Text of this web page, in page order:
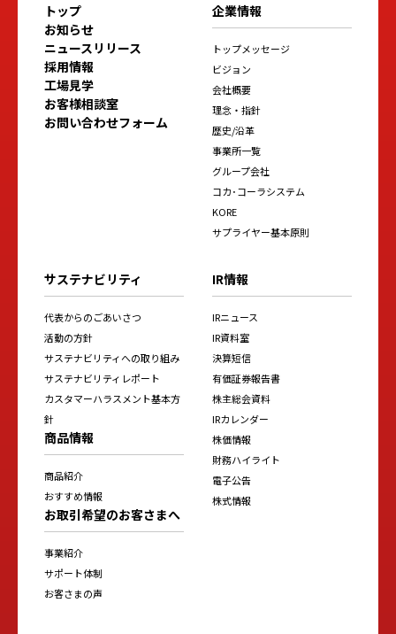
トップ
お知らせ
ニュースリリース
採用情報
工場見学
お客様相談室
お問い合わせフォーム
企業情報
トップメッセージ
ビジョン
会社概要
理念・指針
歴史/沿革
事業所一覧
グループ会社
コカ･コーラシステム
KORE
サプライヤー基本原則
サステナビリティ
代表からのごあいさつ
活動の方針
サステナビリティへの取り組み
サステナビリティレポート
カスタマーハラスメント基本方
針
商品情報
商品紹介
おすすめ情報
お取引希望のお客さまへ
事業紹介
サポート体制
お客さまの声
IR情報
IRニュース
IR資料室
決算短信
有価証券報告書
株主総会資料
IRカレンダー
株価情報
財務ハイライト
電子公告
株式情報